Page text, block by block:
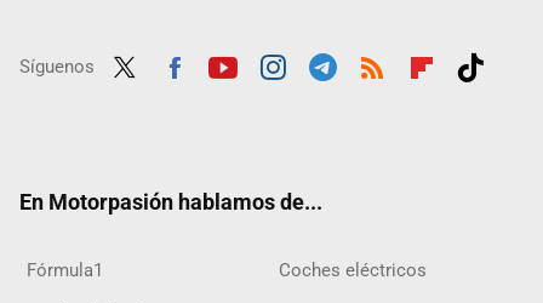
Síguenos
En Motorpasión hablamos de...
Fórmula1 Coches eléctricos